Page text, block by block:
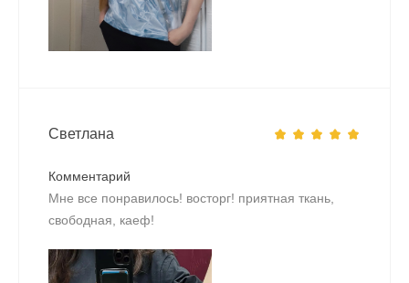
Светлана
Комментарий
Мне все понравилось! восторг! приятная ткань,
свободная, каеф!